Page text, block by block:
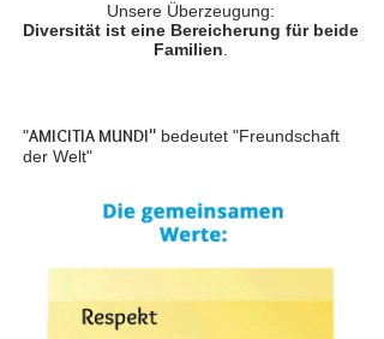
Unsere Überzeugung:
Diversität ist eine Bereicherung für beide
Familien
"AMICITIA MUNDI" bedeutet "Freundschaft
der Welt"